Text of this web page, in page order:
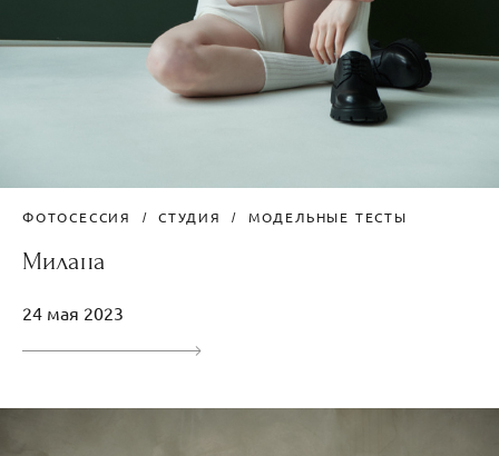
ФОТОСЕССИЯ СТУДИЯ МОДЕЛЬНЫЕ ТЕСТЫ
Милана
24 мая 2023